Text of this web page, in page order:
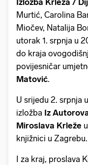
Izložba Krleža /
Murtić, Carolina
Miočev, Natalija
utorak 1. srpnja u
do kraja
povijesničar
Matović.
U srijedu 2. srpnja
izložba Iz
Miroslava Krleže
knjižnici u Zagrebu.
I za kraj, proslava